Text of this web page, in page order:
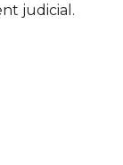
judicial.